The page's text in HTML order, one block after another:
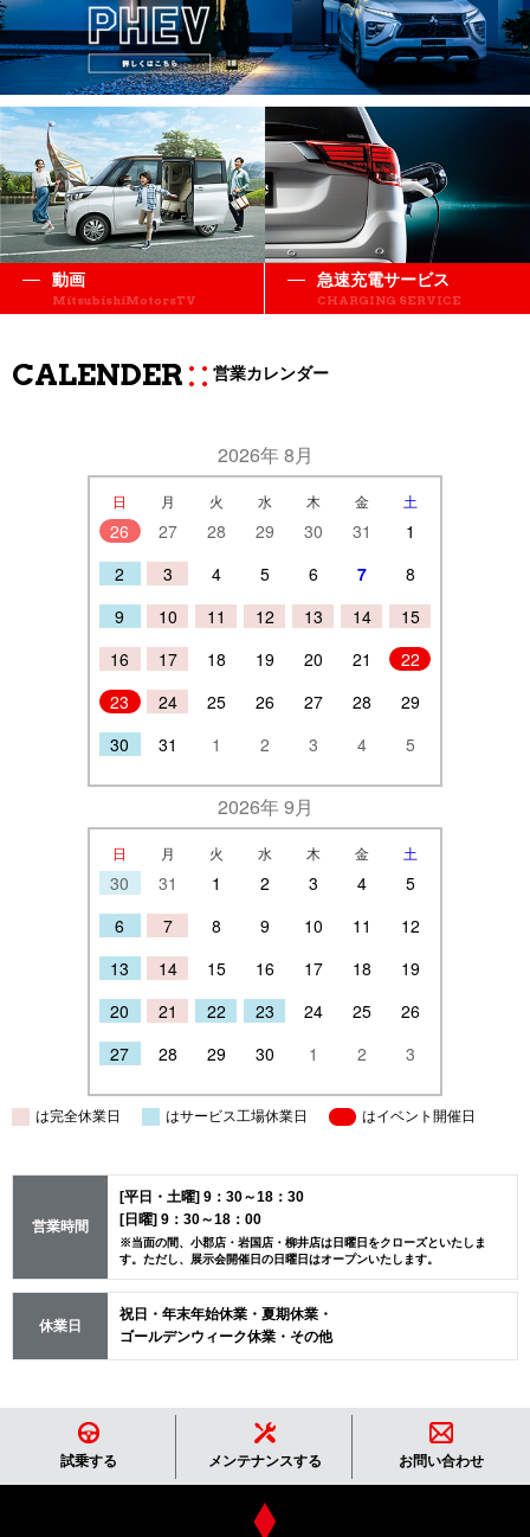
動画
MitsubishiMotorsTV
急速充電サービス
CHARGING SERVICE
CALENDER 営業カレンダー
2026年 8月
日 月 火 水 木 金 土
26 27 28 29 30 31
1
2
3 4 5 6 7
8
9
10 11 12 13 14
15
16
17 18 19 20 21
22
23
24 25 26 27 28
29
30
31 1 2 3 4 5
2026年 9月
日 月 火 水 木 金 土
30 31 1 2 3 4
5
6
7 8 9 10 11
12
13
14 15 16 17 18
19
20
21 22 23 24 25
26
27
28 29 30 1 2 3
は完全休業日 はサービス工場休業日 はイベント開催日
営業時間
[平日・土曜] 9：30～18：30
[日曜] 9：30～18：00
※当面の間、小郡店・岩国店・柳井店は日曜日をクローズといたしま
す。ただし、展示会開催日の日曜日はオープンいたします。
休業日
祝日・年末年始休業・夏期休業・
ゴールデンウィーク休業・その他
試乗する メンテナンスする お問い合わせ